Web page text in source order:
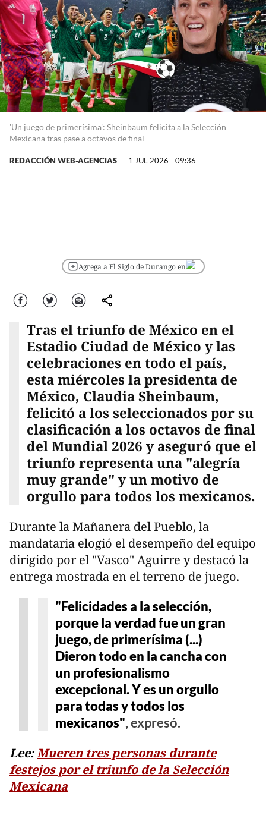
'Un juego de primerísima': Sheinbaum felicita a la Selección
Mexicana tras pase a octavos de final
REDACCIÓN WEB-AGENCIAS 1 JUL 2026 - 09:36
Agrega a El Siglo de Durango en
Facebook Twitter Correo comparte
Tras el triunfo de México en el
Estadio Ciudad de México y las
celebraciones en todo el país,
esta miércoles la presidenta de
México, Claudia Sheinbaum,
felicitó a los seleccionados por su
clasificación a los octavos de final
del Mundial 2026 y aseguró que el
triunfo representa una "alegría
muy grande" y un motivo de
orgullo para todos los mexicanos.
Durante la Mañanera del Pueblo, la
mandataria elogió el desempeño del equipo
dirigido por el "Vasco" Aguirre y destacó la
entrega mostrada en el terreno de juego.
"Felicidades a la selección,
porque la verdad fue un gran
juego, de primerísima (...)
Dieron todo en la cancha con
un profesionalismo
excepcional. Y es un orgullo
para todas y todos los
mexicanos", expresó.
Lee:Mueren tres personas durante
festejos por el triunfo de la Selección
Mexicana